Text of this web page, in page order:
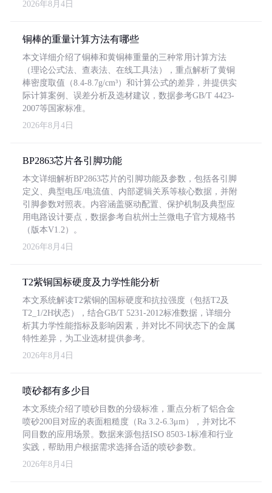
2026年8月4日
铜棒的重量计算方法有哪些
本文详细介绍了铜棒和黄铜棒重量的三种常用计算方法
（理论公式法、查表法、在线工具法），重点解析了黄铜
棒密度取值（8.4-8.7g/cm³）和计算公式的差异，并提供实
际计算案例、误差分析及选材建议，数据参考GB/T 4423-
2007等国家标准。
2026年8月4日
BP2863芯片各引脚功能
本文详细解析BP2863芯片的引脚功能及参数，包括各引脚
定义、典型电压/电流值、内部逻辑关系等核心数据，并附
引脚参数对照表。内容涵盖驱动配置、保护机制及典型应
用电路设计要点，数据参考自杭州士兰微电子官方规格书
（版本V1.2）。
2026年8月4日
T2紫铜国标硬度及力学性能分析
本文系统解读T2紫铜的国标硬度和抗拉强度（包括T2及
T2_1/2H状态），结合GB/T 5231-2012标准数据，详细分
析其力学性能指标及影响因素，并对比不同状态下的金属
特性差异，为工业选材提供参考。
2026年8月4日
喷砂都有多少目
本文系统介绍了喷砂目数的分级标准，重点分析了铝合金
喷砂200目对应的表面粗糙度（Ra 3.2-6.3μm），并对比不
同目数的应用场景。数据来源包括ISO 8503-1标准和行业
实践，帮助用户根据需求选择合适的喷砂参数。
2026年8月4日